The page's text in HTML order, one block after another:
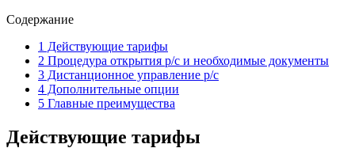
Содержание
1 Действующие тарифы
2 Процедура открытия р/с и необходимые документы
3 Дистанционное управление р/с
4 Дополнительные опции
5 Главные преимущества
Действующие тарифы